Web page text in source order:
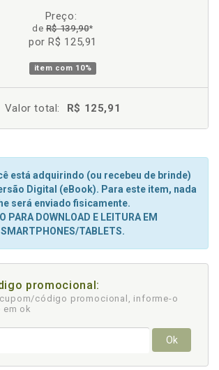
Preço:
deR$ 139,90*
por R$ 125,91
item com 10%
Valor total: R$ 125,91
está adquirindo (ou recebeu de brinde)
Digital (eBook). Para este item, nada
lhe será enviado fisicamente.
PARA DOWNLOAD E LEITURA EM
SMARTPHONES/TABLETS.
promocional:
código promocional, informe-o
em ok
Ok